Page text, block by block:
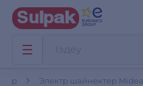
Электр шайнектер Midea